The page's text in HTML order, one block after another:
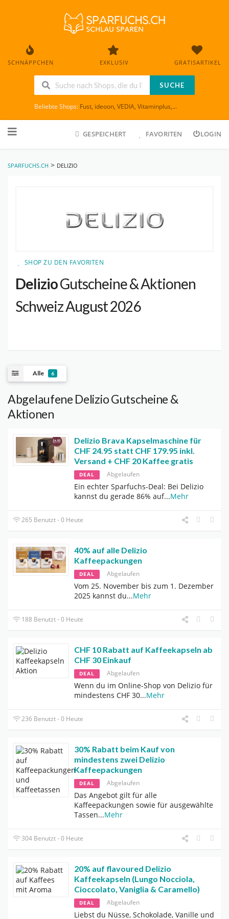
SCHNÄPPCHEN EXKLUSIV GRATISARTIKEL
SUCHE
Beliebte Shops: Fust, ideoon, VEDIA, Vitaminplus,...
to
GESPEICHERT FAVORITEN LOGIN
SPARFUCHS.CH > DELIZIO
SHOP ZU DEN FAVORITEN
DelizioGutscheine & Aktionen
Schweiz August 2026
Alle 6
Abgelaufene Delizio Gutscheine &
Aktionen
Delizio Brava Kapselmaschine für
CHF 24.95 statt CHF 179.95 inkl.
Versand + CHF 20 Kaffee gratis
DEAL Abgelaufen
Ein echter Sparfuchs-Deal: Bei Delizio
kannst du gerade 86% auf...Mehr
265 Benutzt - 0 Heute
40% auf alle Delizio
Kaffeepackungen
DEAL Abgelaufen
Vom 25. November bis zum 1. Dezember
2025 kannst du...Mehr
188 Benutzt - 0 Heute
CHF 10 Rabatt auf Kaffeekapseln ab
CHF 30 Einkauf
DEAL Abgelaufen
Wenn du im Online-Shop von Delizio für
mindestens CHF 30...Mehr
236 Benutzt - 0 Heute
30% Rabatt beim Kauf von
mindestens zwei Delizio
Kaffeepackungen
DEAL Abgelaufen
Das Angebot gilt für alle
Kaffeepackungen sowie für ausgewählte
Tassen...Mehr
304 Benutzt - 0 Heute
20% auf flavoured Delizio
Kaffeekapseln (Lungo Nocciola,
Cioccolato, Vaniglia & Caramello)
DEAL Abgelaufen
Liebst du Nüsse, Schokolade, Vanille und